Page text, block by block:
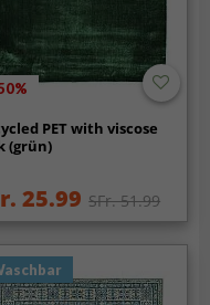
PET with viscose
(grün)
25.99 SFr. 51.99